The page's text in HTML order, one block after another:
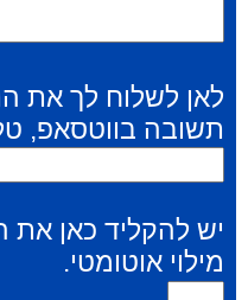
לאן לשלוח לך את
תשובה בווטסאפ,
יש להקליד כאן
מילוי אוטומטי.